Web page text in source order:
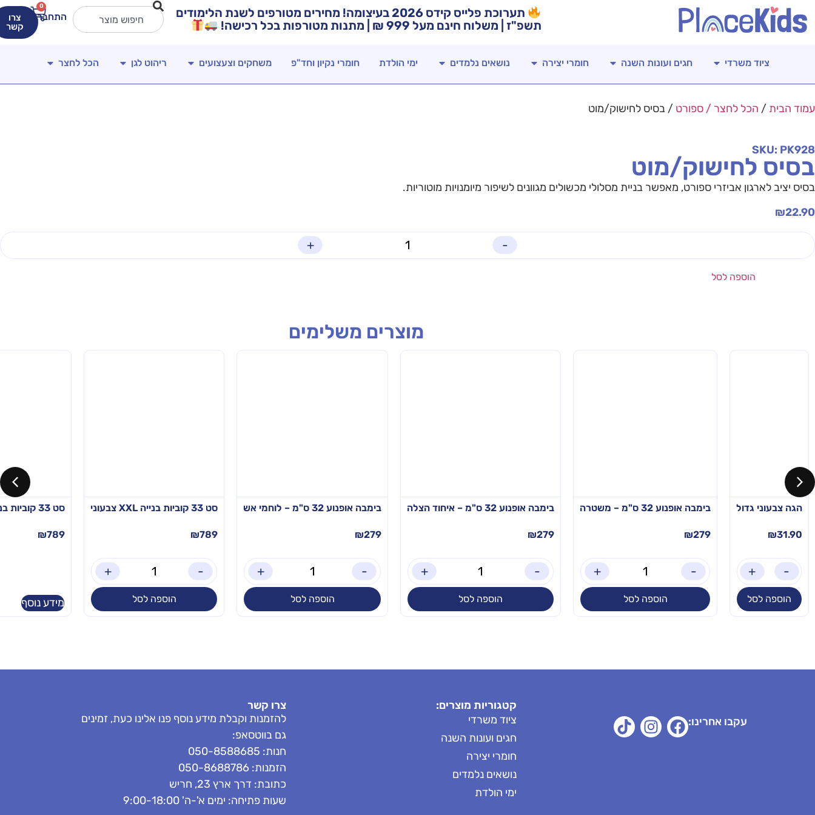
תערוכת פלייס קידס 2026 בעיצומה! מחירים מטורפים לשנת הלימודים
תשפ"ז | משלוח חינם מעל 999 ₪ | מתנות מטורפות בכל רכישה!
התחברות
0
צרו
קשר
ציוד משרדי חגים ועונות השנה חומרי יצירה נושאים נלמדים ימי הולדת חומרי נקיון וחד"פ משחקים וצעצועים ריהוט לגן הכל לחצר
עמוד הבית / הכל לחצר / ספורט / בסיס לחישוק/מוט
SKU: PK928
בסיס לחישוק/מוט
בסיס יציב לארגון אביזרי ספורט, מאפשר בניית מסלולי מכשולים מגוונים לשיפור מיומנויות מוטוריות.
₪22.90
-
+
הוספה לסל
מוצרים משלימים
הגה צבעוני גדול
₪31.90
-
+
הוספה לסל
בימבה אופנוע 32 ס"מ – משטרה
₪279
-
+
הוספה לסל
בימבה אופנוע 32 ס"מ – איחוד הצלה
₪279
-
+
הוספה לסל
בימבה אופנוע 32 ס"מ – לוחמי אש
₪279
-
+
הוספה לסל
סט 33 קוביות בנייה XXL צבעוני
₪789
-
+
הוספה לסל
סט 33 קוביות בנייה XXL פסטל
₪789
מידע נוסף
עקבו אחרינו:
קטגוריות מוצרים:
ציוד משרדי
חגים ועונות השנה
חומרי יצירה
נושאים נלמדים
ימי הולדת
צרו קשר
להזמנות וקבלת מידע נוסף פנו אלינו כעת, זמינים
גם בווטסאפ:
חנות: 050-8588685
הזמנות: 050-8688786
כתובת: דרך ארץ 23, חריש
שעות פתיחה: ימים א'-ה' 9:00-18:00